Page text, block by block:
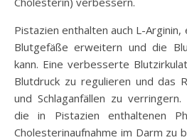
Pistazien enthalten auch L-Arginin,
Blutgefäße erweitern und die
kann. Eine verbesserte
Blutdruck zu regulieren und das
und Schlaganfällen zu
die in Pistazien enthaltenen
Cholesterinaufnahme im Darm zu